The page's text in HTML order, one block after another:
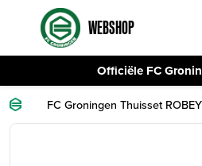
WEBSHOP
Officiële FC
FC Groningen Thuisset